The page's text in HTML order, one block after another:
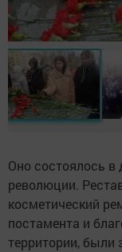
Оно состоялось
революции.
косметический
постамента и
территории,